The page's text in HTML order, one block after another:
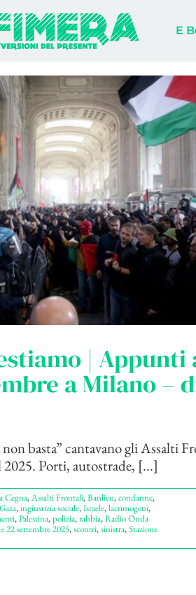
E
| Appunti
a Milano –
basta” cantavano gli Assalti
2025. Porti, autostrade, [...]
Cegna,Assalti Frontali,Banlieu,condanne,
Gaza,ingiustizia sociale,Israele,lacrimogeni,
,Palestina,polizia,rabbia,Radio Onda
22 settembre 2025,scontri,sinistra,Stazione